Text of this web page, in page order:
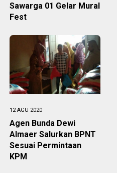
Sawarga 01 Gelar Mural
Fest
12 AGU 2020
Agen Bunda Dewi
Almaer Salurkan BPNT
Sesuai Permintaan
KPM